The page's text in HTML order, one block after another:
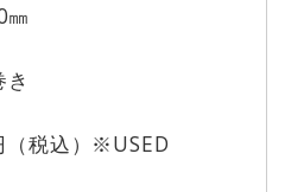
㎜
税込）※USED